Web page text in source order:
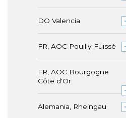
DO Valencia
FR, AOC Pouilly-Fuissé
FR, AOC Bourgogne
Côte d'Or
Alemania, Rheingau